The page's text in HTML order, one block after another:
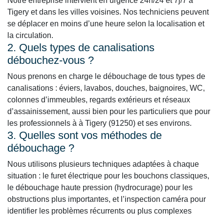
Tigery et dans les villes voisines. Nos techniciens peuvent
se déplacer en moins d’une heure selon la localisation et
la circulation.
2. Quels types de canalisations
débouchez-vous ?
Nous prenons en charge le débouchage de tous types de
canalisations : éviers, lavabos, douches, baignoires, WC,
colonnes d’immeubles, regards extérieurs et réseaux
d’assainissement, aussi bien pour les particuliers que pour
les professionnels à à Tigery (91250) et ses environs.
3. Quelles sont vos méthodes de
débouchage ?
Nous utilisons plusieurs techniques adaptées à chaque
situation : le furet électrique pour les bouchons classiques,
le débouchage haute pression (hydrocurage) pour les
obstructions plus importantes, et l’inspection caméra pour
identifier les problèmes récurrents ou plus complexes